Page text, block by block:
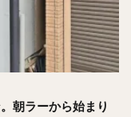
朝ラーから始まり